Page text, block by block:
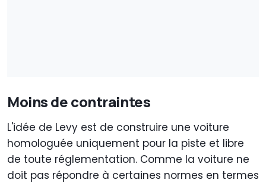
Moins de contraintes
L'idée de Levy est de construire une voiture
homologuée uniquement pour la piste et libre
de toute réglementation. Comme la voiture ne
doit pas répondre à certaines normes en termes